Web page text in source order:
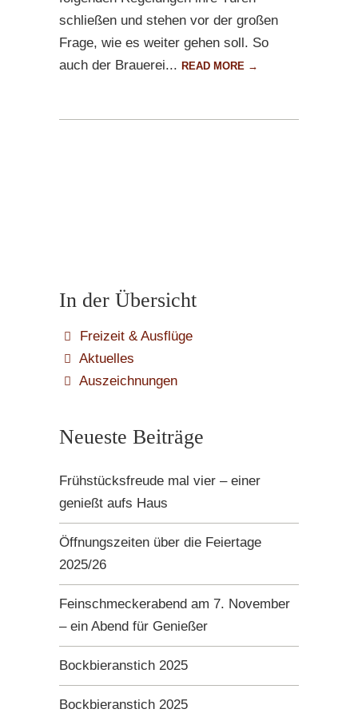
schließen und stehen vor der großen
Frage, wie es weiter gehen soll. So
auch der Brauerei... READ MORE →
In der Übersicht
Freizeit & Ausflüge
Aktuelles
Auszeichnungen
Neueste Beiträge
Frühstücksfreude mal vier – einer
genießt aufs Haus
Öffnungszeiten über die Feiertage
2025/26
Feinschmeckerabend am 7. November
– ein Abend für Genießer
Bockbieranstich 2025
Bockbieranstich 2025